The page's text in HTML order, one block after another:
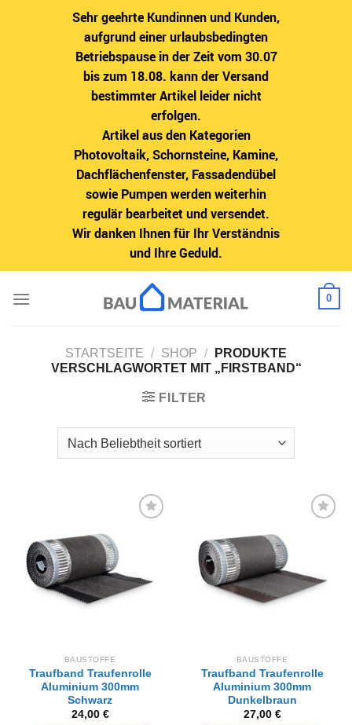
Sehr geehrte Kundinnen und Kunden,
aufgrund einer urlaubsbedingten
Betriebspause in der Zeit vom 30.07
bis zum 18.08. kann der Versand
bestimmter Artikel leider nicht
erfolgen.
Artikel aus den Kategorien
Photovoltaik, Schornsteine, Kamine,
Dachflächenfenster, Fassadendübel
sowie Pumpen werden weiterhin
regulär bearbeitet und versendet.
Wir danken Ihnen für Ihr Verständnis
und Ihre Geduld.
Inhalt
0
STARTSEITE / SHOP /
PRODUKTE
VERSCHLAGWORTET MIT „FIRSTBAND“
FILTER
Wunschliste
hinzufügen
BAUSTOFFE
Traufband Traufenrolle
Aluminium 300mm
Schwarz
24,00 €
Wunschliste
hinzufügen
BAUSTOFFE
Traufband Traufenrolle
Aluminium 300mm
Dunkelbraun
27,00 €